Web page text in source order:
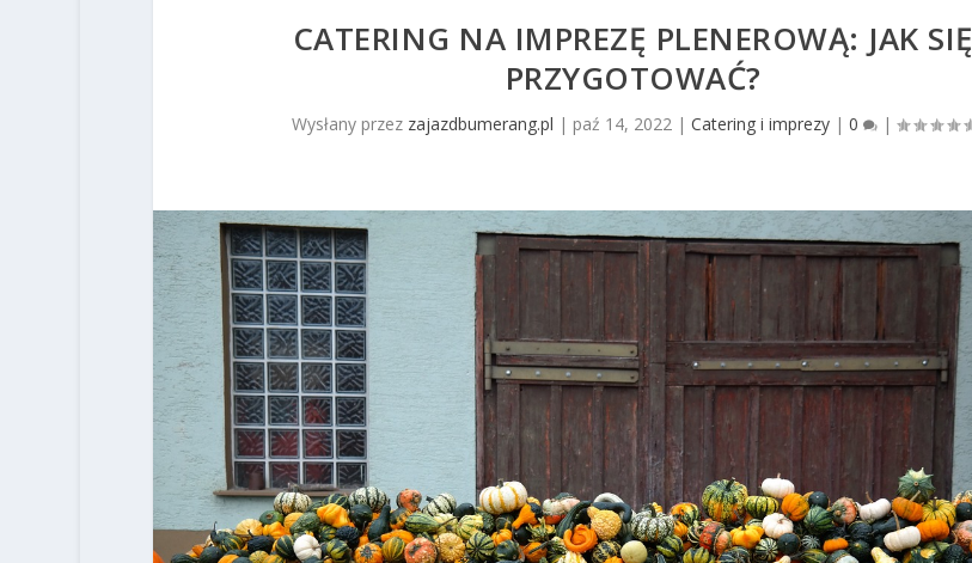
CATERING NA IMPREZĘ PLENEROWĄ: JAK SIĘ
PRZYGOTOWAĆ?
Wysłany przez zajazdbumerang.pl | paź 14, 2022| Catering i imprezy| 0 |